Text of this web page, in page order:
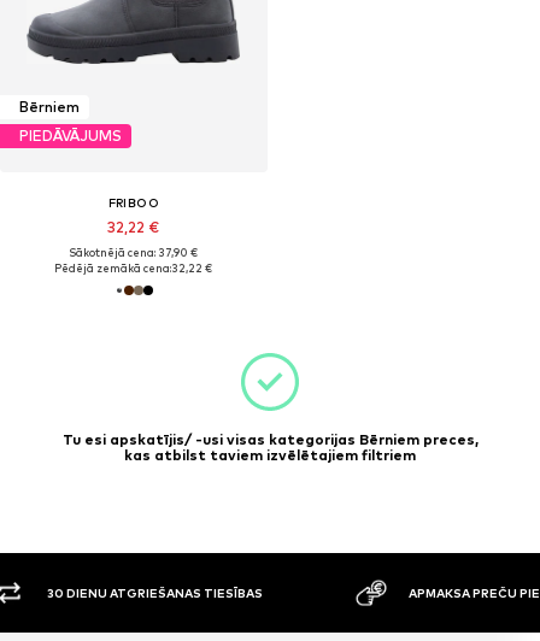
Bērniem
PIEDĀVĀJUMS
FRIBOO
32,22 €
Sākotnējā cena: 37,90 €
Pēdējā zemākā cena:32,22 €
Tu esi apskatījis/ -usi visas kategorijas Bērniem preces,
kas atbilst taviem izvēlētajiem filtriem
TIESĪBAS APMAKSA PREČU PIEGĀDES BRĪDĪ